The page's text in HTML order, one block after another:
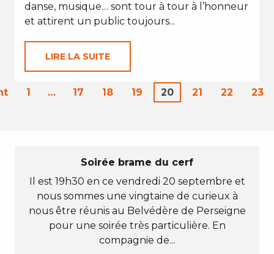
danse, musique… sont tour à tour à l’honneur
et attirent un public toujours...
LIRE LA SUITE
1 … 17 18 19 20 21 22 23
Soirée brame du cerf
Il est 19h30 en ce vendredi 20 septembre et
nous sommes une vingtaine de curieux à
nous être réunis au Belvédère de Perseigne
pour une soirée très particulière. En
compagnie de...